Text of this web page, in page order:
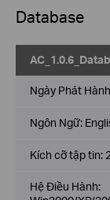
Database
Ngày Phát
Ngôn Ngữ:
Kích cỡ tập tin:
Hệ Điều Hành: